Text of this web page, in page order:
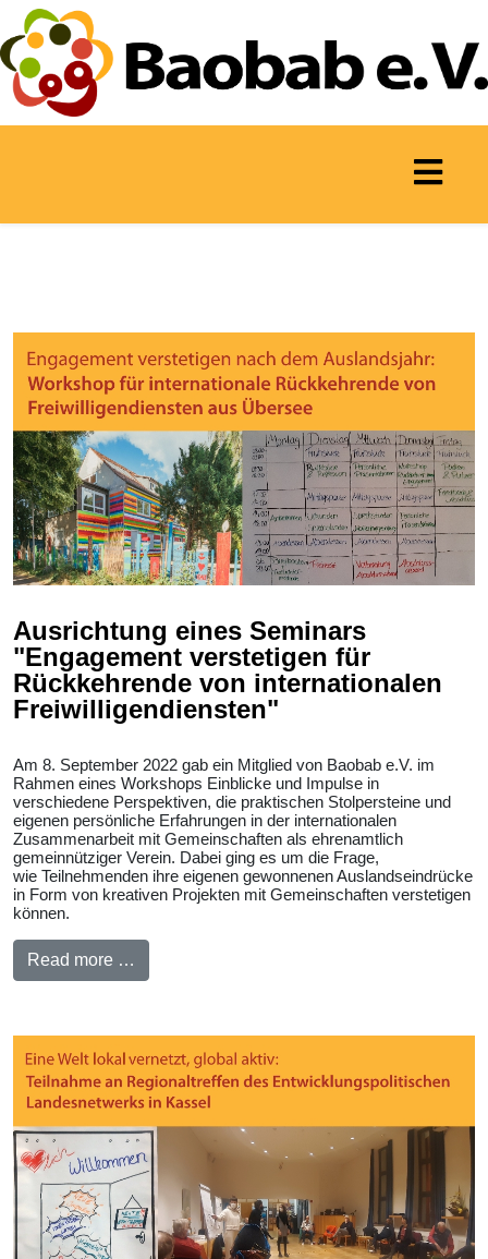
Ausrichtung eines Seminars
"Engagement verstetigen für
Rückkehrende von internationalen
Freiwilligendiensten"
Am 8. September 2022 gab ein Mitglied von Baobab e.V. im
Rahmen eines Workshops Einblicke und Impulse in
verschiedene Perspektiven, die praktischen Stolpersteine und
eigenen persönliche Erfahrungen in der internationalen
Zusammenarbeit mit Gemeinschaften als ehrenamtlich
gemeinnütziger Verein. Dabei ging es um die Frage,
wie Teilnehmenden ihre eigenen gewonnenen Auslandseindrücke
in Form von kreativen Projekten mit Gemeinschaften verstetigen
können.
Read more …